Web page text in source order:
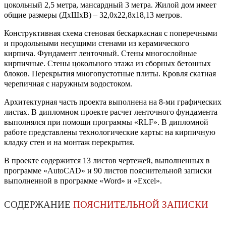
цокольный 2,5 метра, мансардный 3 метра. Жилой дом имеет
общие размеры (ДхШхВ) – 32,0х22,8х18,13 метров.
Конструктивная схема стеновая бескаркасная с поперечными
и продольными несущими стенами из керамического
кирпича. Фундамент ленточный. Стены многослойные
кирпичные. Стены цокольного этажа из сборных бетонных
блоков. Перекрытия многопустотные плиты. Кровля скатная
черепичная с наружным водостоком.
Архитектурная часть проекта выполнена на 8-ми графических
листах. В дипломном проекте расчет ленточного фундамента
выполнялся при помощи программы «RLF». В дипломной
работе представлены технологические карты: на кирпичную
кладку стен и на монтаж перекрытия.
В проекте содержится 13 листов чертежей, выполненных в
программе «AutoCAD» и 90 листов пояснительной записки
выполненной в программе «Word» и «Exсel».
СОДЕРЖАНИЕ ПОЯСНИТЕЛЬНОЙ ЗАПИСКИ